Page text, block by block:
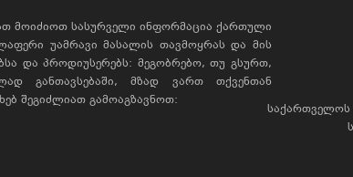
მოიძიოთ სასურველი ინფორმაცია ქართული
უამრავი მასალის თავმოყრას და მის
და პროდიუსერებს: მეგობრებო, თუ გსურთ,
განთავსებაში, მზად ვართ თქვენთან
შეგიძლიათ გამოაგზავნოთ:
საქართველოს